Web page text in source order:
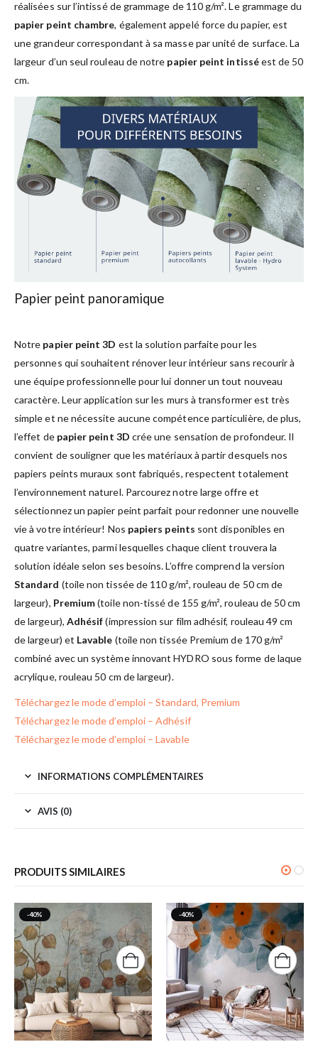
réalisées sur l’intissé de grammage de 110 g/m². Le grammage du
papier peint chambre, également appelé force du papier, est
une grandeur correspondant à sa masse par unité de surface. La
largeur d’un seul rouleau de notre papier peint intisséest de 50
cm.
Papier peint panoramique
Notre papier peint 3D est la solution parfaite pour les
personnes qui souhaitent rénover leur intérieur sans recourir à
une équipe professionnelle pour lui donner un tout nouveau
caractère. Leur application sur les murs à transformer est très
simple et ne nécessite aucune compétence particulière, de plus,
l’effet de papier peint 3D crée une sensation de profondeur. Il
convient de souligner que les matériaux à partir desquels nos
papiers peints muraux sont fabriqués, respectent totalement
l’environnement naturel. Parcourez notre large offre et
sélectionnez un papier peint parfait pour redonner une nouvelle
vie à votre intérieur! Nos papiers peints sont disponibles en
quatre variantes, parmi lesquelles chaque client trouvera la
solution idéale selon ses besoins. L’offre comprend la version
Standard (toile non tissée de 110 g/m², rouleau de 50 cm de
largeur), Premium(toile non-tissé de 155 g/m², rouleau de 50 cm
de largeur), Adhésif(impression sur film adhésif, rouleau 49 cm
de largeur) et Lavable (toile non tissée Premium de 170 g/m²
combiné avec un système innovant HYDRO sous forme de laque
acrylique, rouleau 50 cm de largeur).
Téléchargez le mode d’emploi – Standard, Premium
Téléchargez le mode d’emploi – Adhésif
Téléchargez le mode d’emploi – Lavable
INFORMATIONS COMPLÉMENTAIRES
AVIS (0)
PRODUITS SIMILAIRES
-40% -40%